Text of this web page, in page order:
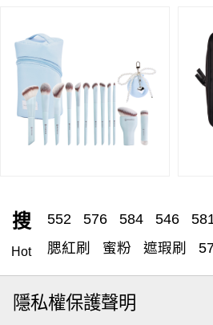
搜
Hot
552 576 584 546
腮紅刷
蜜粉 遮瑕刷
561
558 531 粉底刮
575
收納 蜜粉刷
隱私權保護聲明